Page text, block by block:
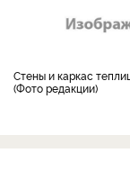
Стены и каркас теплицы обрабатывают бесхлорными отбеливателями.
(Фото редакции)